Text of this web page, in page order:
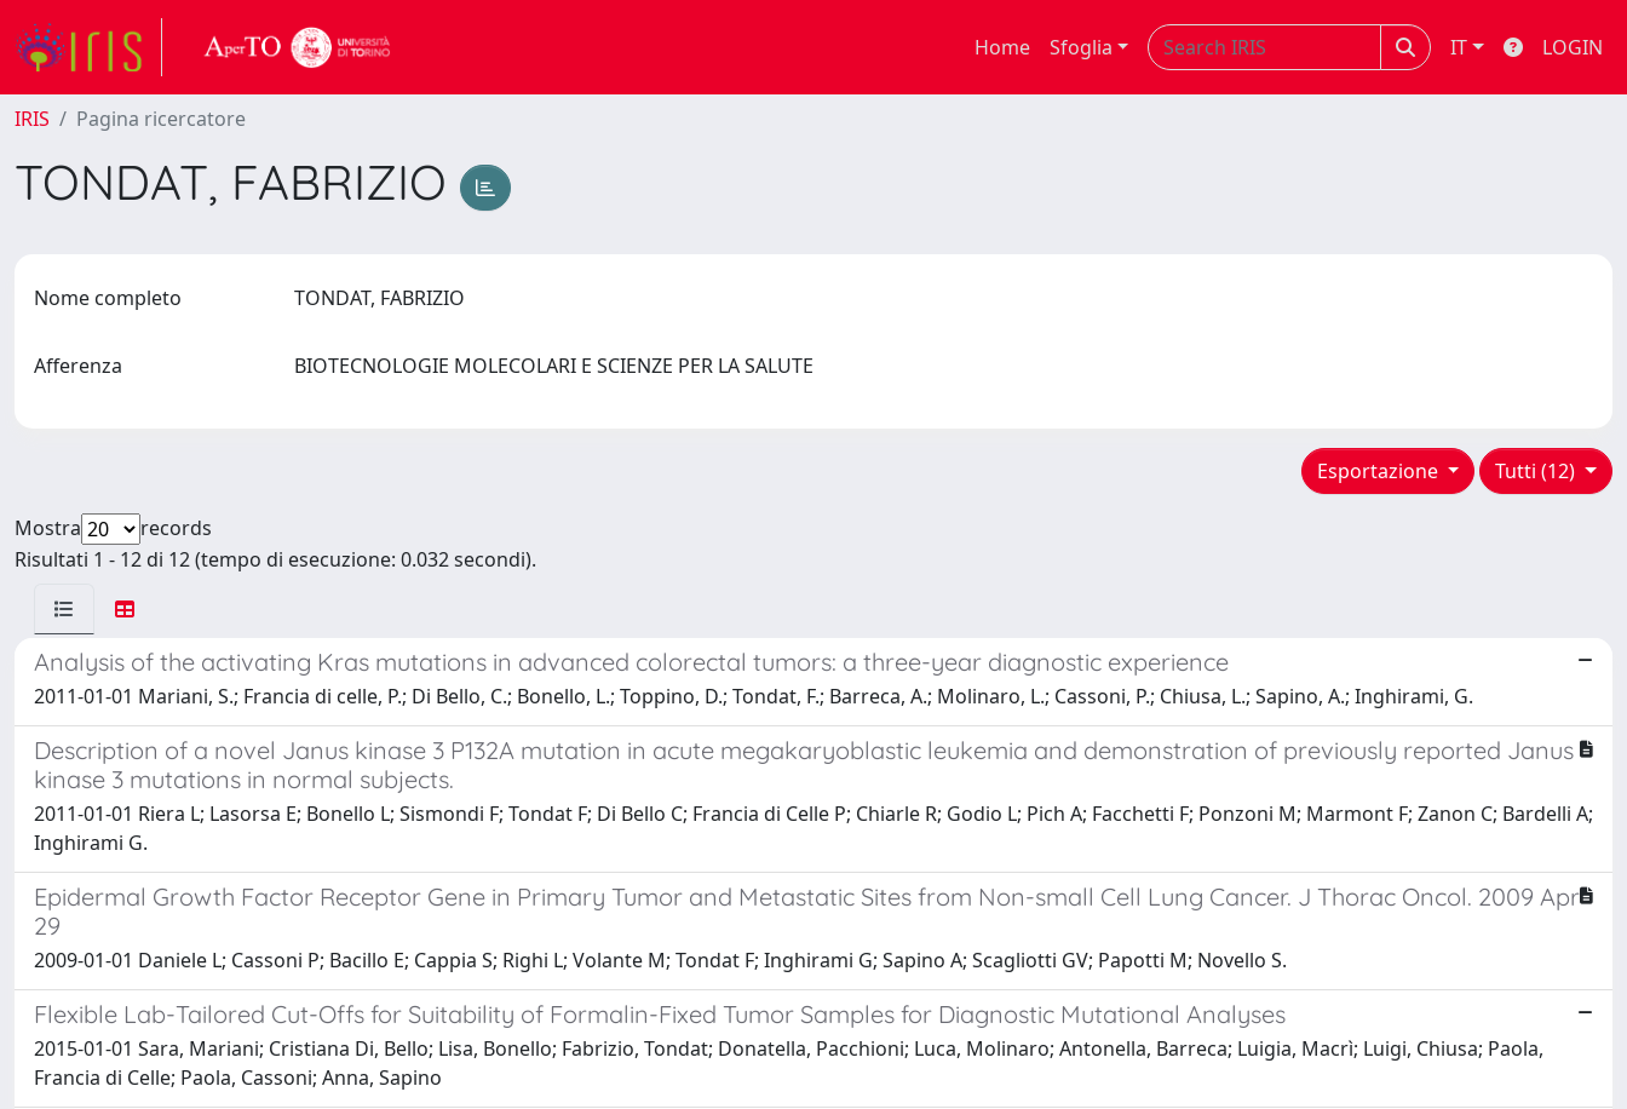
Home Sfoglia IT LOGIN
IRIS Pagina ricercatore
TONDAT, FABRIZIO
Nome completo TONDAT, FABRIZIO
Afferenza BIOTECNOLOGIE MOLECOLARI E SCIENZE PER LA SALUTE
Tutti (12)
Esportazione
Mostra
records
Risultati 1 - 12 di 12 (tempo di esecuzione: 0.032 secondi).
Analysis of the activating Kras mutations in advanced colorectal tumors: a three-year diagnostic experience
2011-01-01 Mariani, S.; Francia di celle, P.; Di Bello, C.; Bonello, L.; Toppino, D.; Tondat, F.; Barreca, A.; Molinaro, L.; Cassoni, P.; Chiusa, L.; Sapino, A.; Inghirami, G.
Description of a novel Janus kinase 3 P132A mutation in acute megakaryoblastic leukemia and demonstration of previously reported Janus
kinase 3 mutations in normal subjects.
2011-01-01 Riera L; Lasorsa E; Bonello L; Sismondi F; Tondat F; Di Bello C; Francia di Celle P; Chiarle R; Godio L; Pich A; Facchetti F; Ponzoni M; Marmont F; Zanon C; Bardelli A;
Inghirami G.
Epidermal Growth Factor Receptor Gene in Primary Tumor and Metastatic Sites from Non-small Cell Lung Cancer. J Thorac Oncol. 2009 Apr
29
2009-01-01 Daniele L; Cassoni P; Bacillo E; Cappia S; Righi L; Volante M; Tondat F; Inghirami G; Sapino A; Scagliotti GV; Papotti M; Novello S.
Flexible Lab-Tailored Cut-Offs for Suitability of Formalin-Fixed Tumor Samples for Diagnostic Mutational Analyses
2015-01-01 Sara, Mariani; Cristiana Di, Bello; Lisa, Bonello; Fabrizio, Tondat; Donatella, Pacchioni; Luca, Molinaro; Antonella, Barreca; Luigia, Macrì; Luigi, Chiusa; Paola,
Francia di Celle; Paola, Cassoni; Anna, Sapino